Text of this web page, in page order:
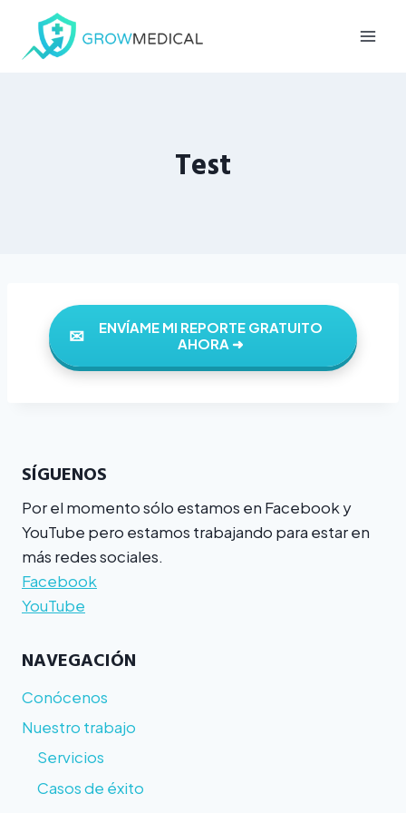
contenido
Test
ENVÍAME MI REPORTE GRATUITO
AHORA ➜
SÍGUENOS
Por el momento sólo estamos en Facebook y
YouTube pero estamos trabajando para estar en
más redes sociales.
Facebook
YouTube
NAVEGACIÓN
Conócenos
Nuestro trabajo
Servicios
Casos de éxito